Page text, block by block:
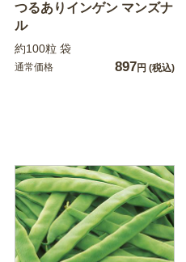
つるありインゲン マンズナ
ル
約100粒 袋
通常価格 897円 (税込)